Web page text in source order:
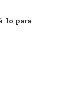
lo para